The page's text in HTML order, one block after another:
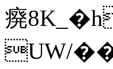
㾱
UW/